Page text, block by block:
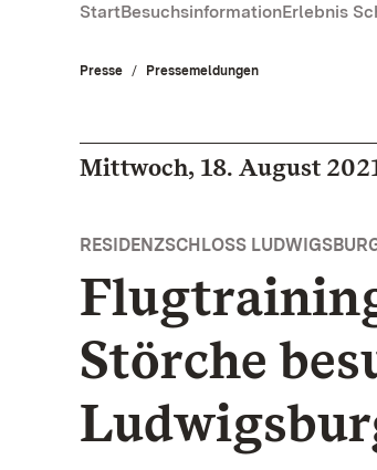
StartBesuchsinformationErlebnis
Presse Pressemeldungen
Mittwoch, 18. August
RESIDENZSCHLOSS
Störche